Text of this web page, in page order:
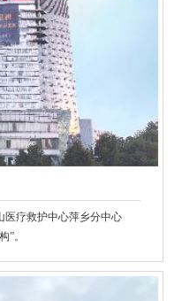
医疗救护中心萍乡分中心
”。